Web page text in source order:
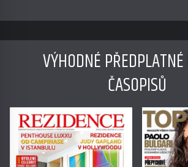
VÝHODNÉ
ČASOPISŮ